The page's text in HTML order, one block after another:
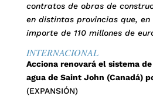
contratos de obras de
en distintas provincias que, en
importe de 110 millones de
INTERNACIONAL
Acciona renovará el sistema
agua de Saint John (Canadá)
(EXPANSIÓN)